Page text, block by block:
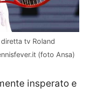
tv Roland
(foto Ansa)
insperato e